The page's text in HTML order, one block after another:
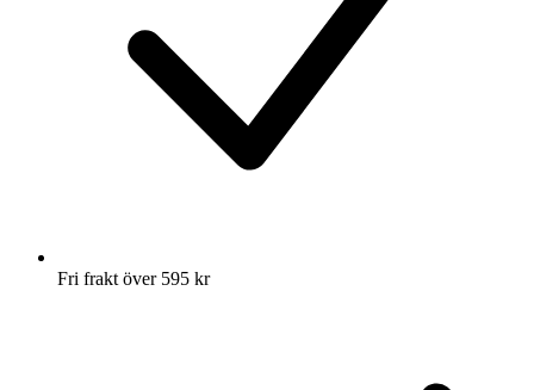
Fri frakt över 595 kr